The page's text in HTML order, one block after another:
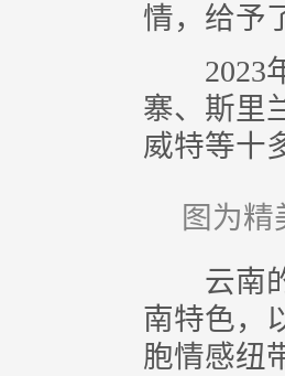
情，给予
2023年
寨、斯里
威特等十
图为
云南的“
南特色，
胞情感纽